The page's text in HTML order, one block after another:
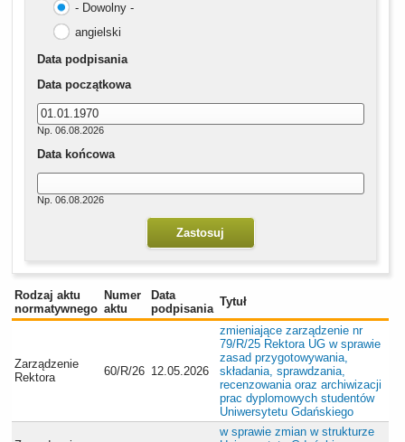
- Dowolny -
angielski
Data podpisania
Data początkowa
Np. 06.08.2026
Data końcowa
Np. 06.08.2026
Rodzaj aktu
normatywnego
Numer
aktu
Data
podpisania
Tytuł
Zarządzenie
Rektora
60/R/26 12.05.2026
zmieniające zarządzenie nr
79/R/25 Rektora UG w sprawie
zasad przygotowywania,
składania, sprawdzania,
recenzowania oraz archiwizacji
prac dyplomowych studentów
Uniwersytetu Gdańskiego
w sprawie zmian w strukturze